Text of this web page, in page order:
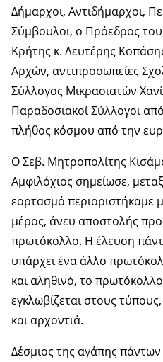
Δήμαρχοι, Αντιδήμαρχοι,
Σύμβουλοι, ο Πρόεδρος
Κρήτης κ. Λευτέρης
Αρχών, αντιπροσωπείες
Σύλλογος Μικρασιατών
Παραδοσιακοί Σύλλογοι
πλήθος κόσμου από την
Ο Σεβ. Μητροπολίτης
Αμφιλόχιος σημείωσε,
εορτασμό περιοριστήκαμε
μέρος, άνευ αποστολής
πρωτόκολλο. Η έλευση
υπάρχει ένα άλλο
και αληθινό, το
εγκλωβίζεται στους
και αρχοντιά.
Δέσμιος της αγάπης